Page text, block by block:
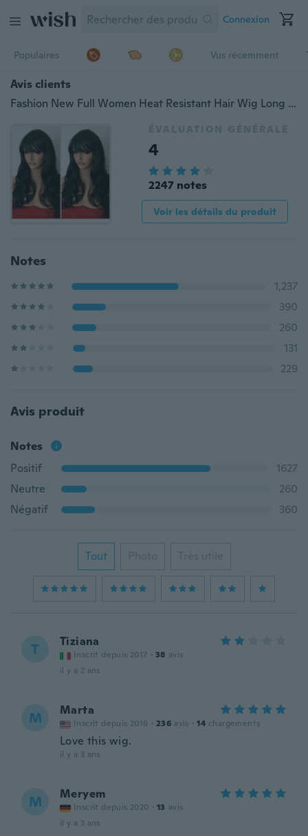
Connexion
Populaires Vus récemment
Avis clients
Fashion New Full Women Heat Resistant Hair Wig Long Wavy Fringe Brown Black Wig
ÉVALUATION GÉNÉRALE
4
2247 notes
Voir les détails du produit
Notes
1,237
390
260
131
229
Avis produit
Notes
Positif
1627
Neutre
260
Négatif
360
Tout Photo Très utile
T Tiziana
Inscrit depuis 2017 · 38 avis
il y a 2 ans
M Marta
Inscrit depuis 2016 · 236 avis · 14 chargements
Love this wig.
il y a 3 ans
M Meryem
Inscrit depuis 2020 · 13 avis
il y a 3 ans